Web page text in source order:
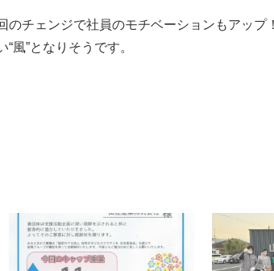
のチェンジで社員のモチベーションもアップ
風”となりそうです。